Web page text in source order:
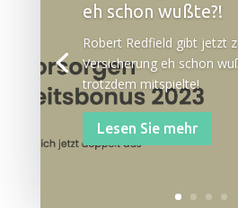
eh schon wußte?!
Robert Red­field gibt jetzt
Ver­si­che­rung eh schon
trotz­dem mitspielte!
Lesen Sie mehr